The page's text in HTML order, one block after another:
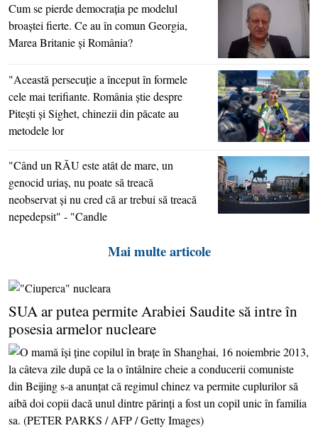
Cum se pierde democraţia pe modelul
broaştei fierte. Ce au în comun Georgia,
Marea Britanie şi România?
"Această persecuţie a început în formele
cele mai terifiante. România ştie despre
Piteşti şi Sighet, chinezii din păcate au
metodele lor
"Când un RĂU este atât de mare, un
genocid uriaş, nu poate să treacă
neobservat şi nu cred că ar trebui să treacă
nepedepsit" - "Candle
Mai multe articole
SUA ar putea permite Arabiei Saudite să intre în
posesia armelor nucleare